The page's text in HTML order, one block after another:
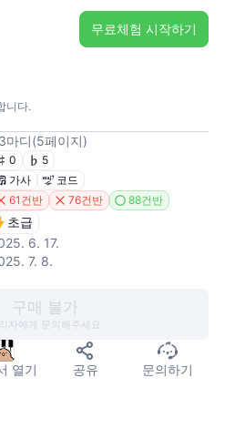
무료체험 시작하기
니다.
마디(5페이지)
0 5
가사 코드
61건반 76건반 88건반
초급
6. 17.
7. 8.
구매 불가
자에게 문의해주세요
열기 공유 문의하기